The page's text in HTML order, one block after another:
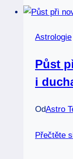
Astrologie
Půst
i
OdAstro
Přečtěte